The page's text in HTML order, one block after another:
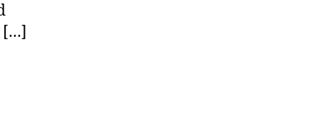
[…]